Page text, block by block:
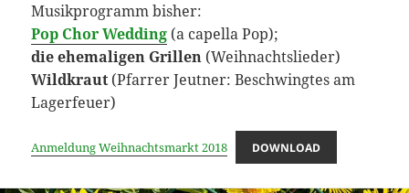
Musikprogramm bisher:
Pop Chor Wedding (a capella Pop);
die ehemaligen Grillen (Weihnachtslieder)
Wildkraut (Pfarrer Jeutner: Beschwingtes am
Lagerfeuer)
Anmeldung Weihnachtsmarkt 2018 DOWNLOAD